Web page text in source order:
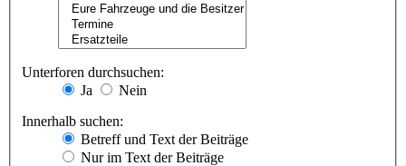
Unterforen durchsuchen:
Ja
Nein
Innerhalb suchen:
Betreff und Text der Beiträge
Nur im Text der Beiträge